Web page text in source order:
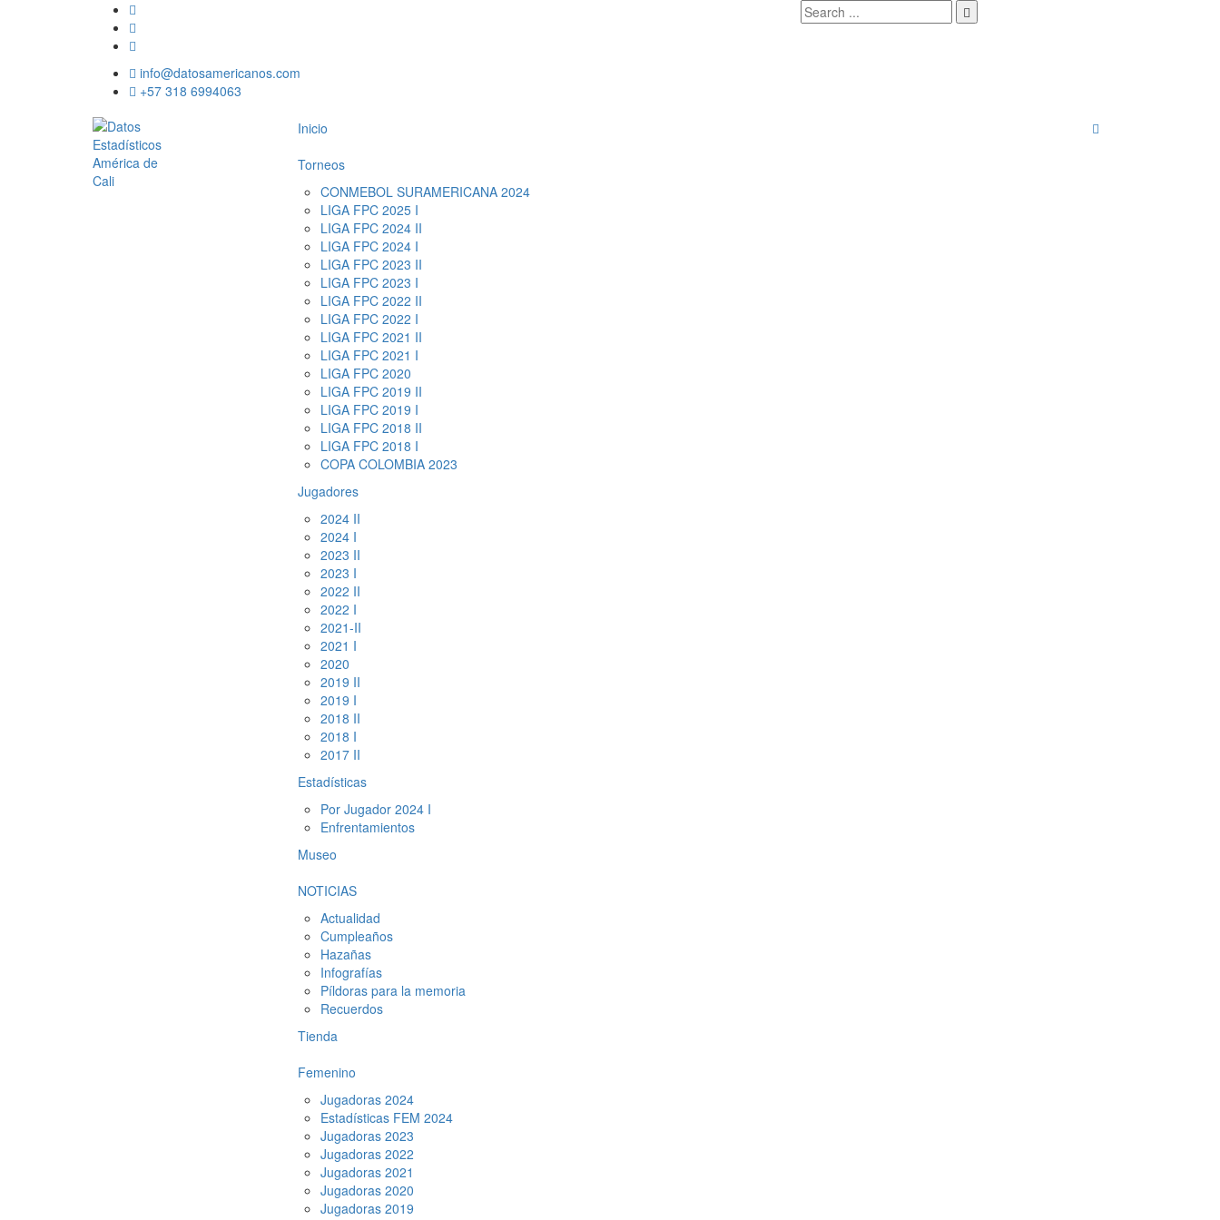
info@datosamericanos.com
+57 318 6994063
Inicio
Torneos
CONMEBOL SURAMERICANA 2024
LIGA FPC 2025 I
LIGA FPC 2024 II
LIGA FPC 2024 I
LIGA FPC 2023 II
LIGA FPC 2023 I
LIGA FPC 2022 II
LIGA FPC 2022 I
LIGA FPC 2021 II
LIGA FPC 2021 I
LIGA FPC 2020
LIGA FPC 2019 II
LIGA FPC 2019 I
LIGA FPC 2018 II
LIGA FPC 2018 I
COPA COLOMBIA 2023
Jugadores
2024 II
2024 I
2023 II
2023 I
2022 II
2022 I
2021-II
2021 I
2020
2019 II
2019 I
2018 II
2018 I
2017 II
Estadísticas
Por Jugador 2024 I
Enfrentamientos
Museo
NOTICIAS
Actualidad
Cumpleaños
Hazañas
Infografías
Píldoras para la memoria
Recuerdos
Tienda
Femenino
Jugadoras 2024
Estadísticas FEM 2024
Jugadoras 2023
Jugadoras 2022
Jugadoras 2021
Jugadoras 2020
Jugadoras 2019